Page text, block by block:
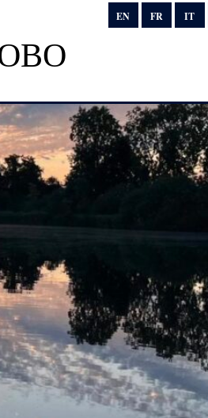
EN FR IT